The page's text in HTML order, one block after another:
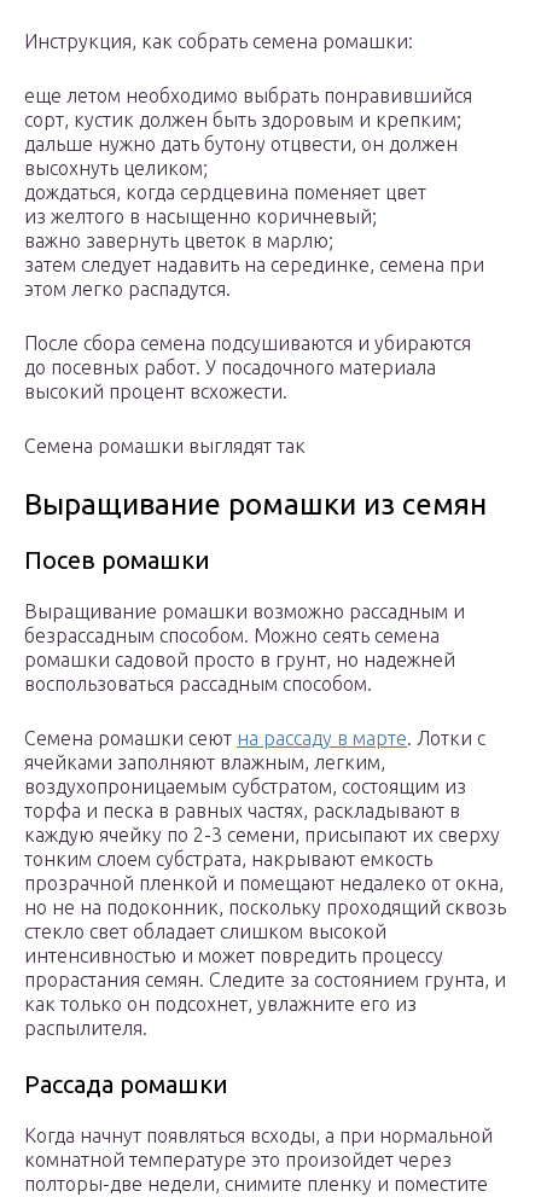
Инструкция, как собрать семена ромашки:
еще летом необходимо выбрать понравившийся
сорт, кустик должен быть здоровым и крепким;
дальше нужно дать бутону отцвести, он должен
высохнуть целиком;
дождаться, когда сердцевина поменяет цвет
из желтого в насыщенно коричневый;
важно завернуть цветок в марлю;
затем следует надавить на серединке, семена при
этом легко распадутся.
После сбора семена подсушиваются и убираются
до посевных работ. У посадочного материала
высокий процент всхожести.
Семена ромашки выглядят так
Выращивание ромашки из семян
Посев ромашки
Выращивание ромашки возможно рассадным и
безрассадным способом. Можно сеять семена
ромашки садовой просто в грунт, но надежней
воспользоваться рассадным способом.
Семена ромашки сеют на рассаду в марте. Лотки с
ячейками заполняют влажным, легким,
воздухопроницаемым субстратом, состоящим из
торфа и песка в равных частях, раскладывают в
каждую ячейку по 2-3 семени, присыпают их сверху
тонким слоем субстрата, накрывают емкость
прозрачной пленкой и помещают недалеко от окна,
но не на подоконник, поскольку проходящий сквозь
стекло свет обладает слишком высокой
интенсивностью и может повредить процессу
прорастания семян. Следите за состоянием грунта, и
как только он подсохнет, увлажните его из
распылителя.
Рассада ромашки
Когда начнут появляться всходы, а при нормальной
комнатной температуре это произойдет через
полторы-две недели, снимите пленку и поместите